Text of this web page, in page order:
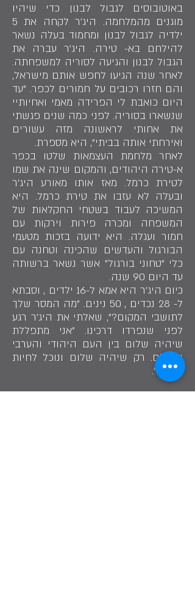
באוטובוסים לגבול לבנון כדי שיהיו
מוגנים מהמלחמה. היג'ר לקחה את 5
ילדיה לגבול לבנון ומחמוד בעלה נשאר
להילחם בא- טירה. היג'ר עברה את
הגבול לבנון והגיעה לסוריה למשפחתה.
לאחר שנה הגיעו לחפש אותם מישראל,
והם חזרו רכובים על חמורים לכפר. "עד
היום כואבת לי הפרידה מאמי ואחיותיי
שנשארו בסוריה. לפני כמה שנים פגשתי
את אחותי לראשונה מזה עשורים
ואירחתי אותה בביתי", היא מספרת.
לאחר מלחמת העצמאות שלטו בכפר
א-טירה היהודים, והמקום שינה את שמו
לטירת כרמל. מאז אותו מאורע היג'ר
ובעלה לא עזבו את טירת כרמל. היא
המשיכה לעבוד בשטחי החקלאות של
המשפחה ומכרה פירות וירקות עם
חמור ועגלה. היא ידועה בזכות מטעמי
הבורגול והעדשים שהכינה וטחנה עם
כלי "טחוני בורגול" אשר נשאר ברשותה
עד היום 90 שנה.
כיום היג'ר היא אמא ל-16 ילדים , וסבתא
ל- 28 נכדים , 50 נינים. "מה המסר שלך
לתושבי המקום?", שאלתי את היג'ר רגע
לפני שנפרדו דרכינו. "אני מתפללת
שיהיה שלום בין העם היהודי והערבי
ובעולם. רק שיהיה שלום ונוכל לחיות
בשקט".